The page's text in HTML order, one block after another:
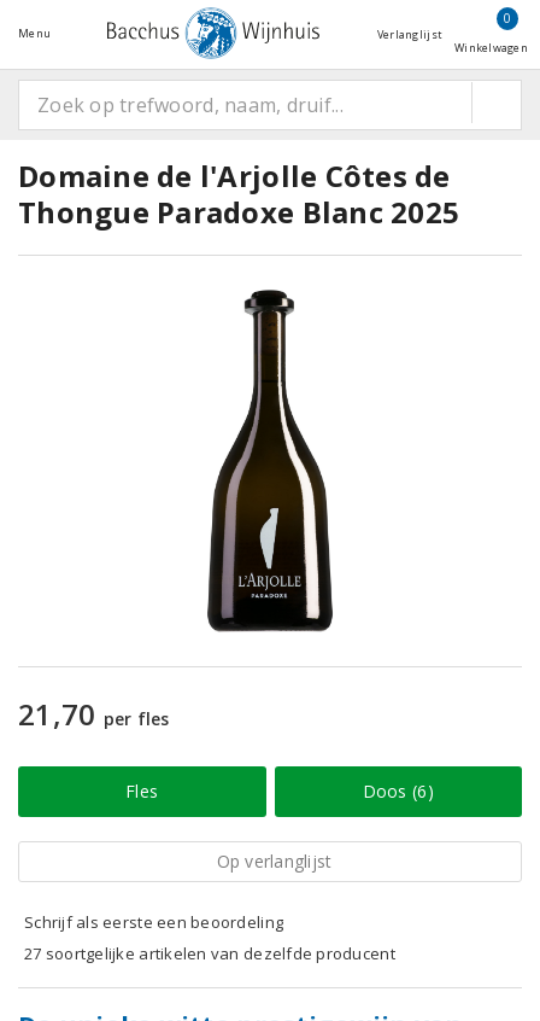
Menu Verlanglijst
0
Winkelwagen
Domaine de l'Arjolle Côtes de
Thongue Paradoxe Blanc 2025
21,70 per fles
Fles Doos (6)
Op verlanglijst
Schrijf als eerste een beoordeling
27 soortgelijke artikelen van dezelfde producent